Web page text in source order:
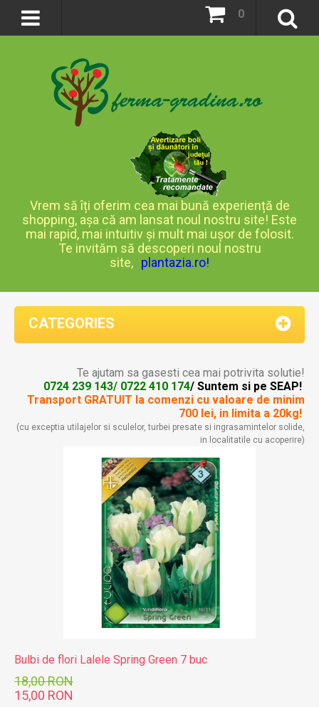
0
Vrem să îți oferim cea mai bună experiență de
shopping, așa că am lansat noul nostru site! Este
mai rapid, mai intuitiv și mult mai ușor de folosit.
Te invităm să descoperi noul nostru
site, plantazia.ro!
CATEGORIES
Te ajutam sa gasesti cea mai potrivita solutie!
0724 239 143/ 0722 410 174/ Suntem si pe SEAP!
Transport GRATUIT la comenzi cu valoare de minim
700 lei, in limita a 20kg!
(cu exceptia utilajelor si sculelor, turbei presate si ingrasamintelor solide,
in localitatile cu acoperire)
Bulbi de flori Lalele Spring Green 7 buc
18,00 RON
15,00 RON